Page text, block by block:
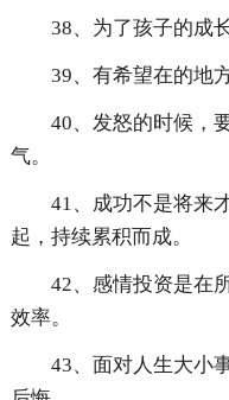
38、为了孩子的成
39、有希望在的地
40、发怒的时候，
气。
41、成功不是将来
起，持续累积而成。
42、感情投资是在
效率。
43、面对人生大小